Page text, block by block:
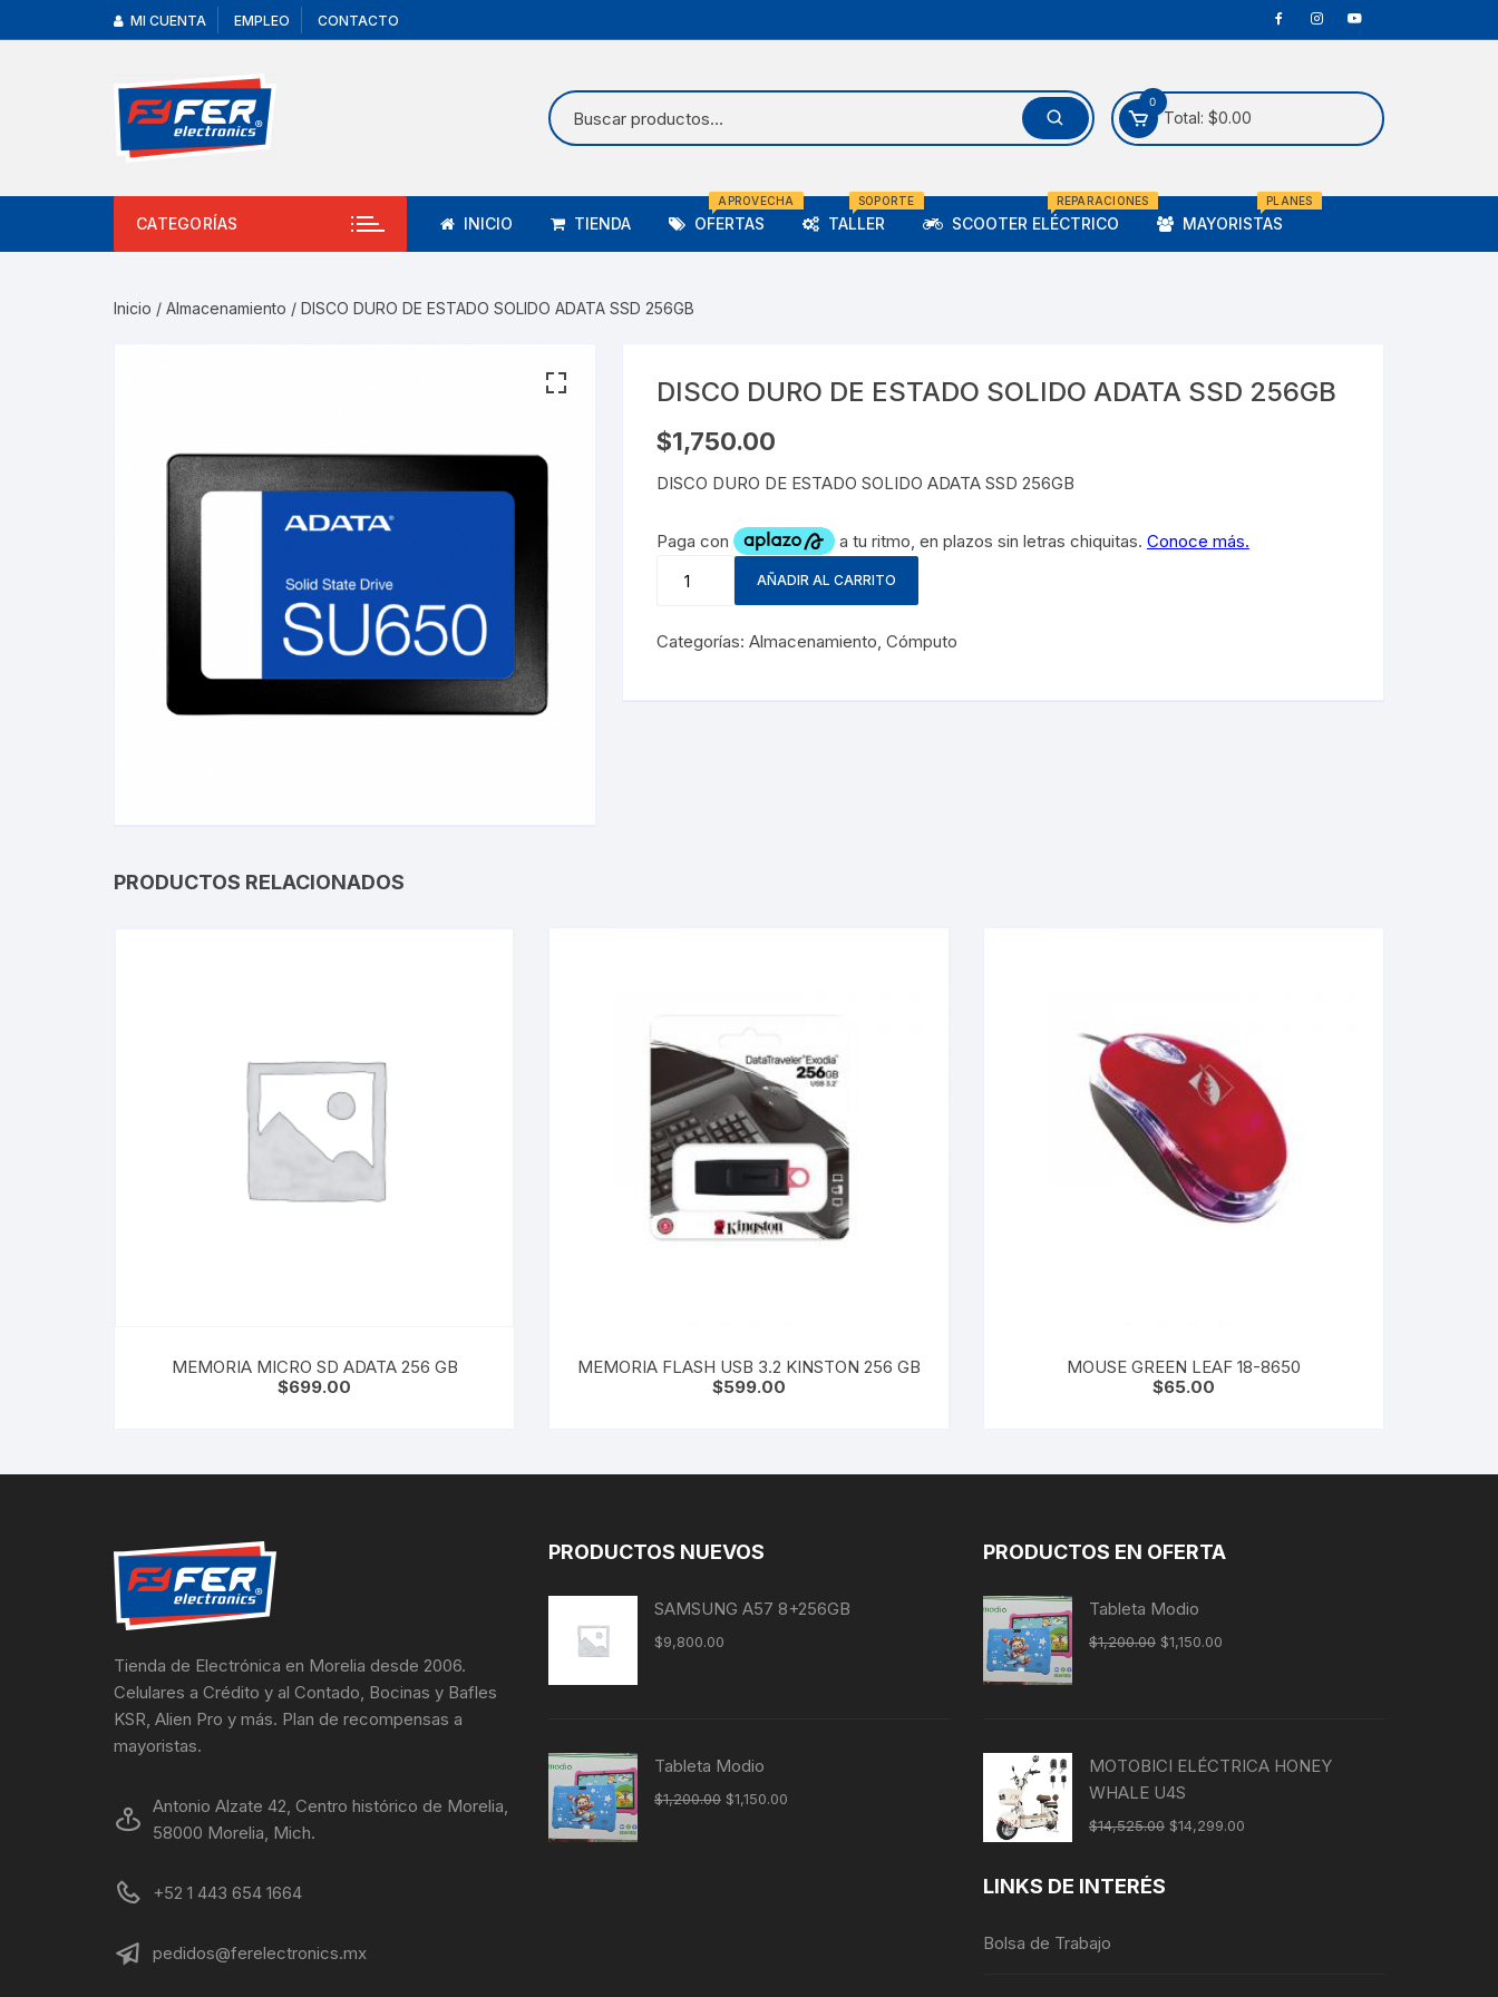
MI CUENTA EMPLEO CONTACTO
0
Total: $0.00
CATEGORÍAS INICIO TIENDA OFERTAS
APROVECHA
TALLER
SOPORTE
SCOOTER ELÉCTRICO
REPARACIONES
MAYORISTAS
PLANES
Inicio / Almacenamiento / DISCO DURO DE ESTADO SOLIDO ADATA SSD 256GB
DISCO DURO DE ESTADO SOLIDO ADATA SSD 256GB
$1,750.00
DISCO DURO DE ESTADO SOLIDO ADATA SSD 256GB
AÑADIR AL CARRITO
Categorías: Almacenamiento, Cómputo
PRODUCTOS RELACIONADOS
MEMORIA MICRO SD ADATA 256 GB
$699.00
MEMORIA FLASH USB 3.2 KINSTON 256 GB
$599.00
MOUSE GREEN LEAF 18-8650
$65.00
Tienda de Electrónica en Morelia desde 2006.
Celulares a Crédito y al Contado, Bocinas y Bafles
KSR, Alien Pro y más. Plan de recompensas a
mayoristas.
Antonio Alzate 42, Centro histórico de Morelia,
58000 Morelia, Mich.
+52 1 443 654 1664
pedidos@ferelectronics.mx
PRODUCTOS NUEVOS
SAMSUNG A57 8+256GB
$9,800.00
Tableta Modio
$1,200.00 $1,150.00
PRODUCTOS EN OFERTA
Tableta Modio
$1,200.00 $1,150.00
MOTOBICI ELÉCTRICA HONEY
WHALE U4S
$14,525.00 $14,299.00
LINKS DE INTERÉS
Bolsa de Trabajo